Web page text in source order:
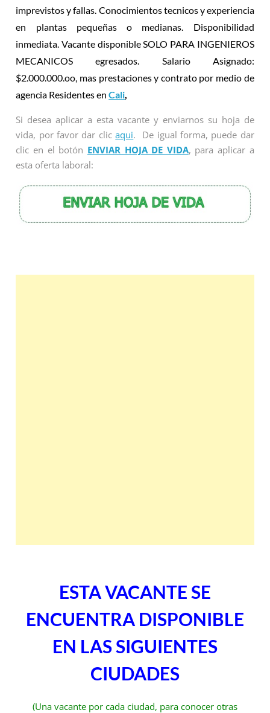
imprevistos y fallas. Conocimientos tecnicos y experiencia
en plantas pequeñas o medianas. Disponibilidad
inmediata. Vacante disponible SOLO PARA INGENIEROS
MECANICOS egresados. Salario Asignado:
$2.000.000.oo, mas prestaciones y contrato por medio de
agencia Residentes enCali,
Si desea aplicar a esta vacante y enviarnos su hoja de
vida, por favor dar clicaqui. De igual forma, puede dar
clic en el botón ENVIAR HOJA DE VIDA, para aplicar a
esta oferta laboral:
ESTA VACANTE SE
ENCUENTRA DISPONIBLE
EN LAS SIGUIENTES
CIUDADES
(Una vacante por cada ciudad, para conocer otras